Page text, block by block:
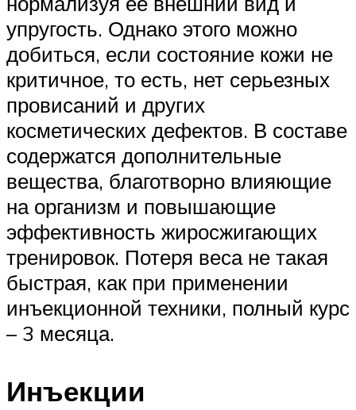
упругость. Однако этого можно
добиться, если состояние кожи не
критичное, то есть, нет серьезных
провисаний и других
косметических дефектов. В составе
содержатся дополнительные
вещества, благотворно влияющие
на организм и повышающие
эффективность жиросжигающих
тренировок. Потеря веса не такая
быстрая, как при применении
инъекционной техники, полный курс
– 3 месяца.
Инъекции